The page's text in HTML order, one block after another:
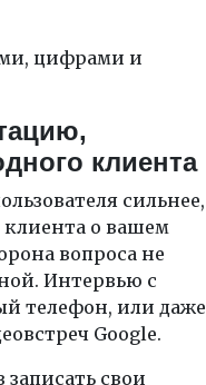
цифрами и
клиента
сильнее,
клиента о вашем
вопроса не
Интервью с
телефон, или даже
Google.
свои